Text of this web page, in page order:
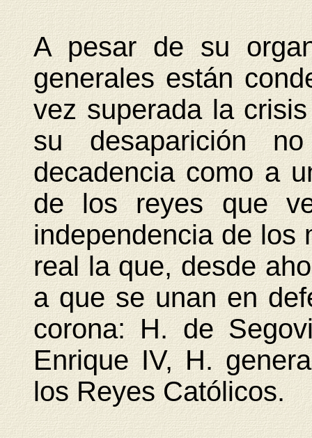
A pesar de su
generales están
vez superada la
su desaparición
decadencia como a
de los reyes que
independencia de los
real la que, desde
a que se unan en
corona: H. de
Enrique IV, H.
los Reyes Católicos.